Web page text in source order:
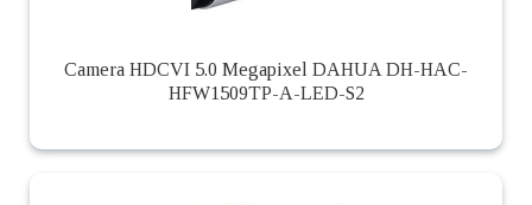
Camera HDCVI 5.0 Megapixel DAHUA DH-HAC-
HFW1509TP-A-LED-S2